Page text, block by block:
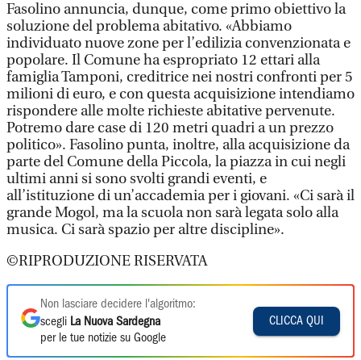
Fasolino annuncia, dunque, come primo obiettivo la
soluzione del problema abitativo. «Abbiamo
individuato nuove zone per l’edilizia convenzionata e
popolare. Il Comune ha espropriato 12 ettari alla
famiglia Tamponi, creditrice nei nostri confronti per 5
milioni di euro, e con questa acquisizione intendiamo
rispondere alle molte richieste abitative pervenute.
Potremo dare case di 120 metri quadri a un prezzo
politico». Fasolino punta, inoltre, alla acquisizione da
parte del Comune della Piccola, la piazza in cui negli
ultimi anni si sono svolti grandi eventi, e
all’istituzione di un’accademia per i giovani. «Ci sarà il
grande Mogol, ma la scuola non sarà legata solo alla
musica. Ci sarà spazio per altre discipline».
©RIPRODUZIONE RISERVATA
Non lasciare decidere l'algoritmo:
scegli La Nuova Sardegna
per le tue notizie su Google
CLICCA QUI